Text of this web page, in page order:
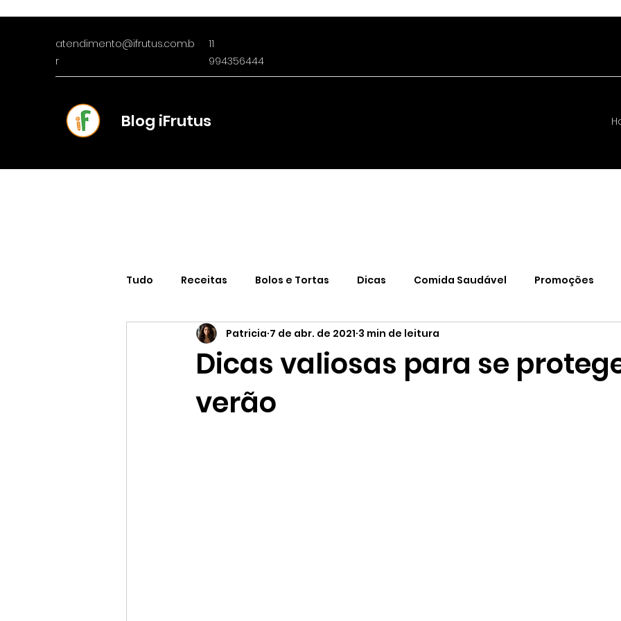
atendimento@ifrutus.com.b
r
11
994356444
Blog iFrutus
Tudo Receitas Bolos e Tortas Dicas Comida Saudável Promoções
Supermercado online Estilo de Vida Curiosidades
Dicas valiosas para se
verão
Patricia 7 de abr. de 2021 3 min de leitura